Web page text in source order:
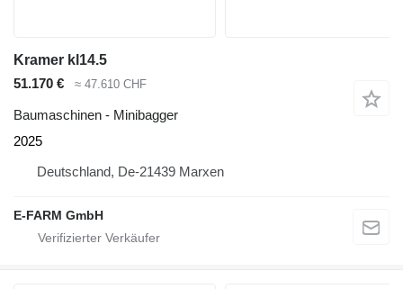
Kramer kl14.5
51.170 €
≈ 47.610 CHF
Baumaschinen - Minibagger
2025
Deutschland, De-21439 Marxen
E-FARM GmbH